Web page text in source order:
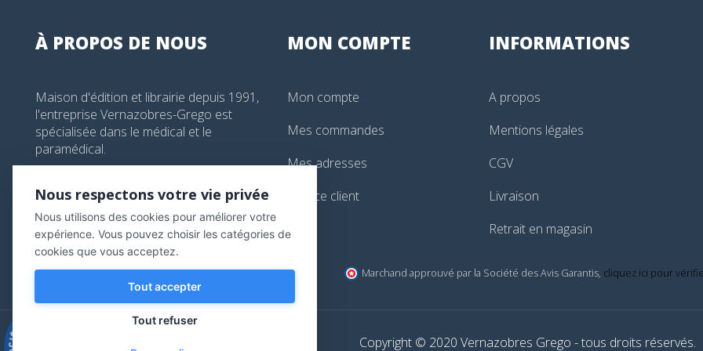
À PROPOS DE NOUS
Maison d'édition et librairie depuis 1991,
l'entreprise Vernazobres-Grego est
spécialisée dans le médical et le
paramédical.
librairie@vg-editions.com
MON COMPTE
Mon compte
Mes commandes
Mes adresses
Service client
INFORMATIONS
A propos
Mentions légales
CGV
Livraison
Retrait en magasin
Marchand approuvé par la Société des Avis Garantis, cliquez ici pour
Copyright © 2020 Vernazobres Grego - tous droits réservés.
Nous respectons votre vie privée
Nous utilisons des cookies pour améliorer votre
expérience. Vous pouvez choisir les catégories de
cookies que vous acceptez.
Tout accepter
Tout refuser